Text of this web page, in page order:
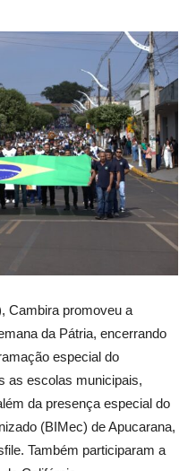
Cambira promoveu a
da Pátria, encerrando
especial do
as escolas municipais,
da presença especial do
(BIMec) de Apucarana,
Também participaram a